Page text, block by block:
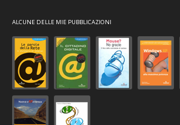
ALCUNE DELLE MIE PUBBLICAZIONI